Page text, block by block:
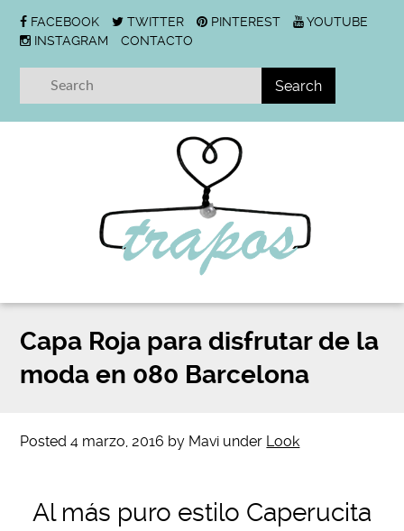
FACEBOOK TWITTER PINTEREST
YOUTUBE
INSTAGRAM
CONTACTO
Capa Roja para disfrutar de la
moda en 080 Barcelona
Posted4 marzo, 2016 by Mavi under Look
Al más puro estilo Caperucita